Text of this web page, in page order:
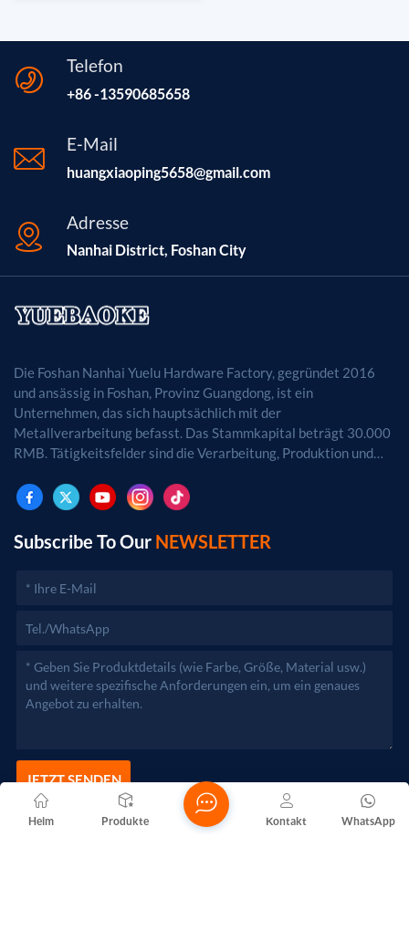
Telefon
+86 -13590685658
E-Mail
huangxiaoping5658@gmail.com
Adresse
Nanhai District, Foshan City
Die Foshan Nanhai Yuelu Hardware Factory, gegründet 2016
und ansässig in Foshan, Provinz Guangdong, ist ein
Unternehmen, das sich hauptsächlich mit der
Metallverarbeitung befasst. Das Stammkapital beträgt 30.000
RMB. Tätigkeitsfelder sind die Verarbeitung, Produktion und
genehmigungspflichtigen Projekten dürfen die
Geschäftstätigkeiten erst nach Genehmigung durch die
zuständigen Behörden aufgenommen werden.)
Subscribe To Our NEWSLETTER
JETZT SENDEN
Heim Produkte WhatsApp
Kontakt